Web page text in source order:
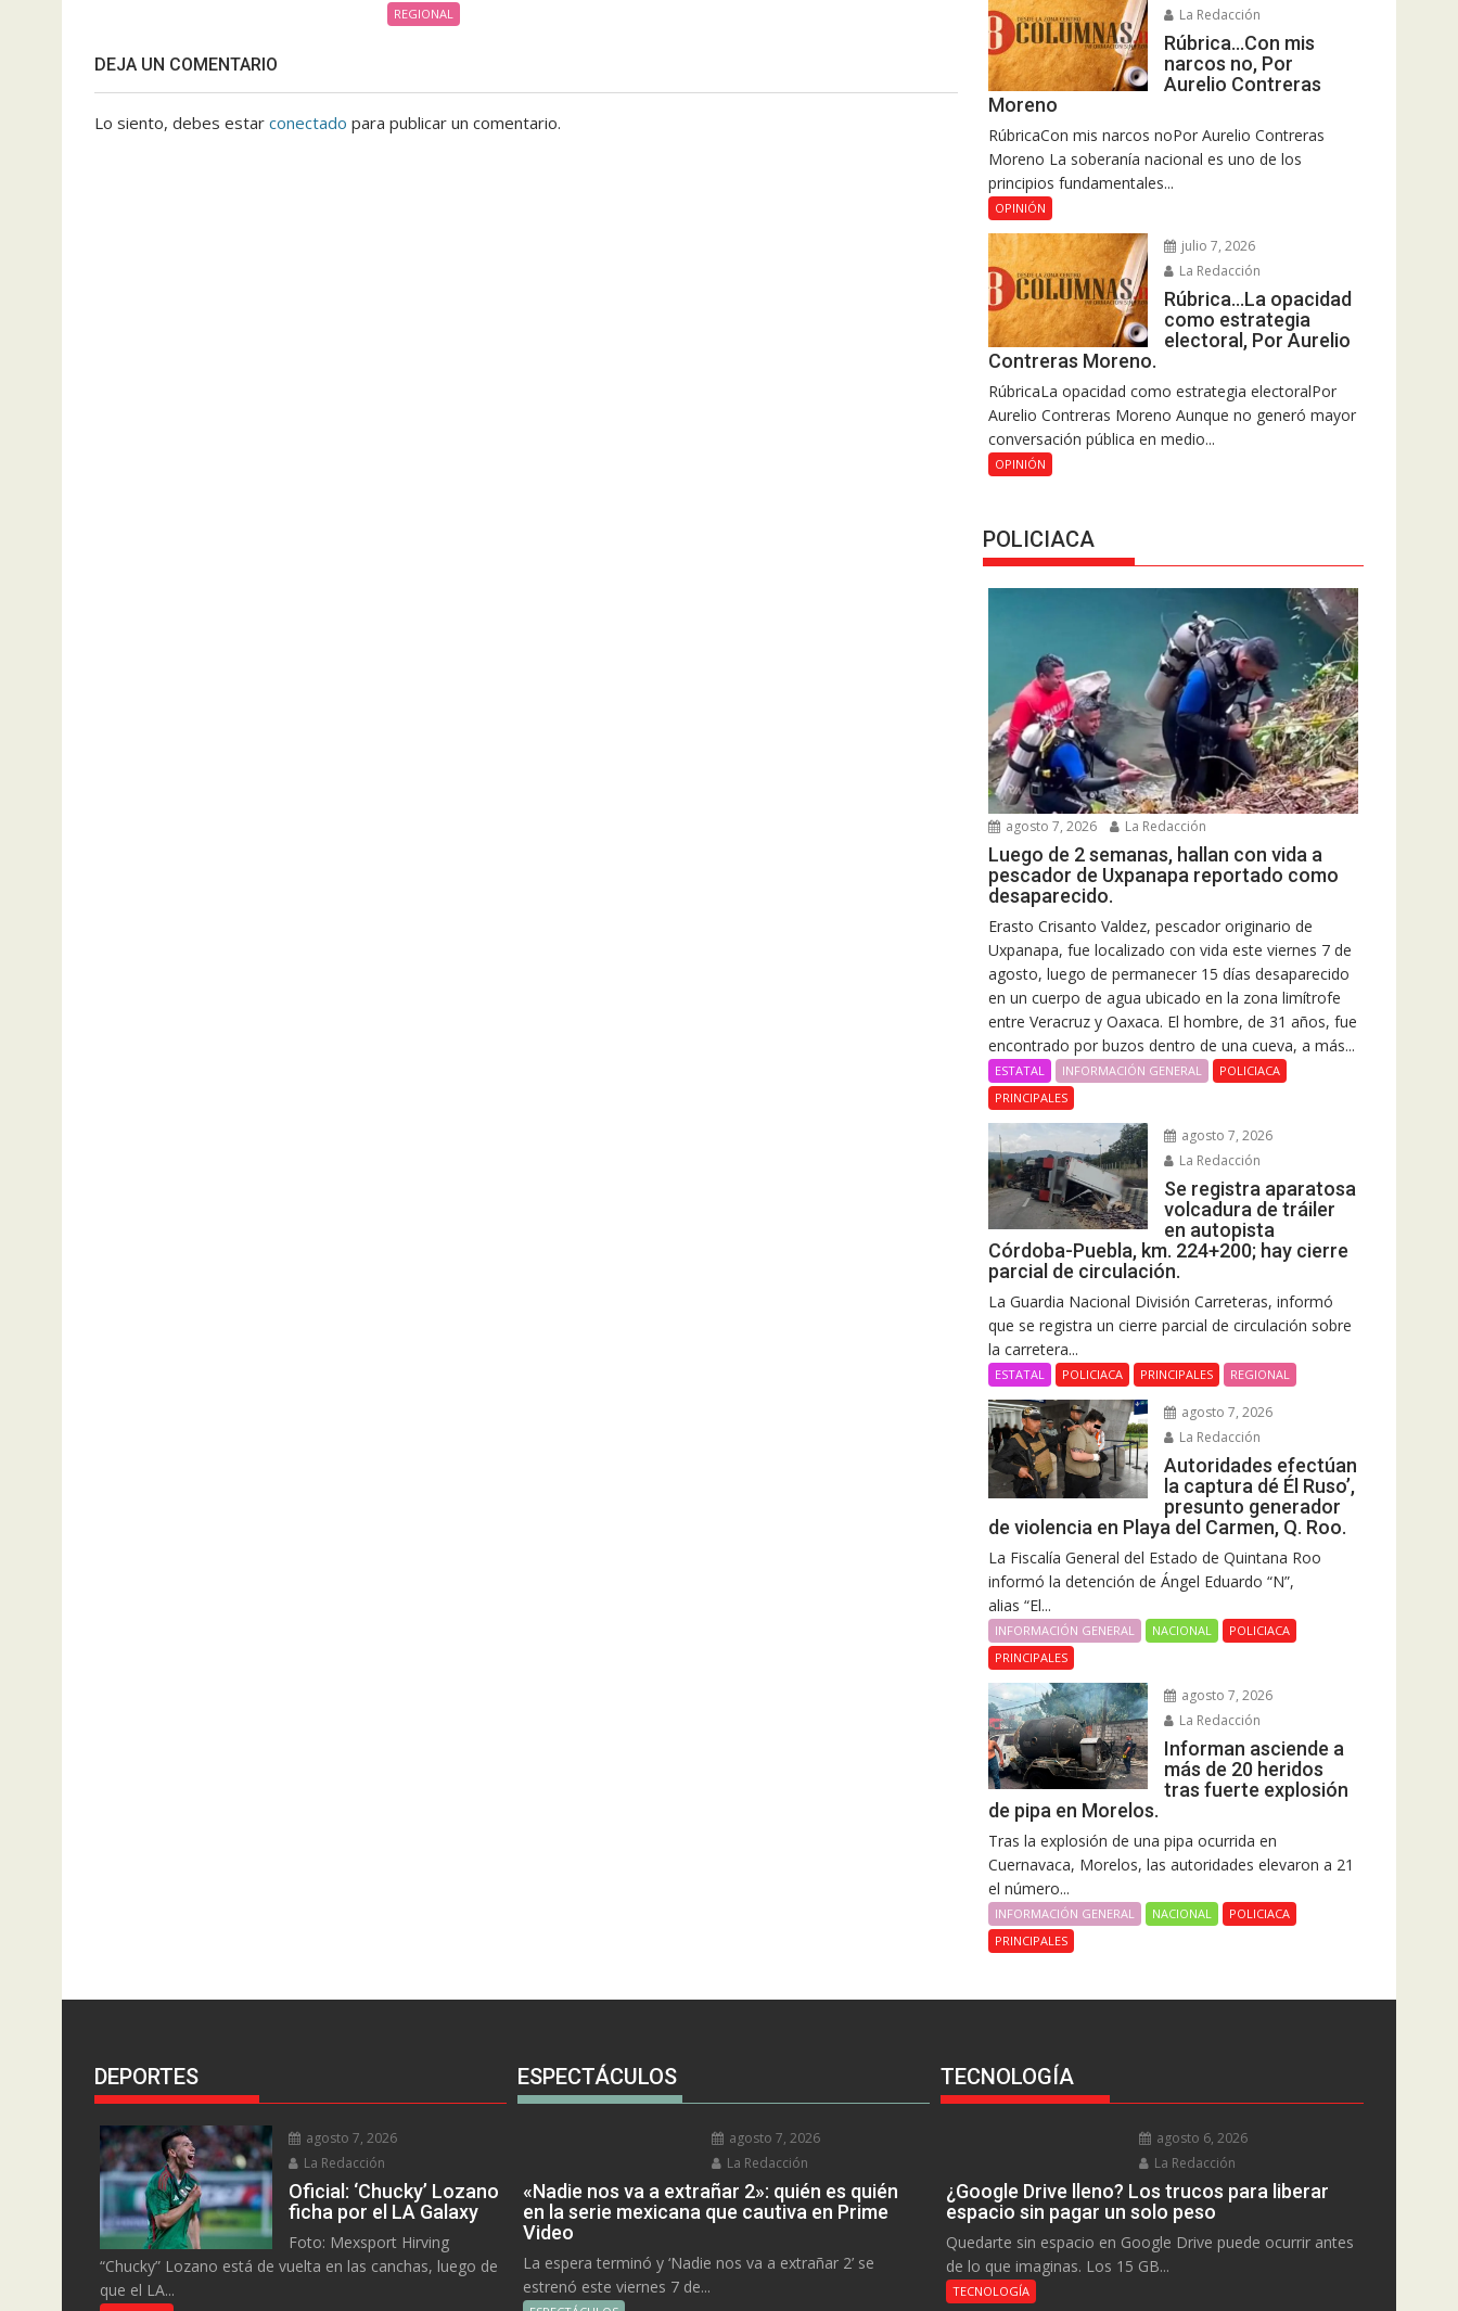
REGIONAL
DEJA UN COMENTARIO
Lo siento, debes estar conectado para publicar un comentario.
La Redacción
Rúbrica…Con mis
narcos no, Por
Aurelio Contreras
Moreno
RúbricaCon mis narcos noPor Aurelio Contreras
Moreno La soberanía nacional es uno de los
principios fundamentales...
OPINIÓN
julio 7, 2026
La Redacción
Rúbrica…La opacidad
como estrategia
electoral, Por Aurelio
Contreras Moreno.
RúbricaLa opacidad como estrategia electoralPor
Aurelio Contreras Moreno Aunque no generó mayor
conversación pública en medio...
OPINIÓN
POLICIACA
agosto 7, 2026 La Redacción
Luego de 2 semanas, hallan con vida a
pescador de Uxpanapa reportado como
desaparecido.
Erasto Crisanto Valdez, pescador originario de
Uxpanapa, fue localizado con vida este viernes 7 de
agosto, luego de permanecer 15 días desaparecido
en un cuerpo de agua ubicado en la zona limítrofe
entre Veracruz y Oaxaca. El hombre, de 31 años, fue
encontrado por buzos dentro de una cueva, a más...
ESTATAL INFORMACIÓN GENERAL
POLICIACA
PRINCIPALES
agosto 7, 2026
La Redacción
Se registra aparatosa
volcadura de tráiler
en autopista
Córdoba-Puebla, km. 224+200; hay cierre
parcial de circulación.
La Guardia Nacional División Carreteras, informó
que se registra un cierre parcial de circulación sobre
la carretera...
ESTATAL POLICIACA PRINCIPALES REGIONAL
agosto 7, 2026
La Redacción
Autoridades efectúan
la captura dé Él Ruso’,
presunto generador
de violencia en Playa del Carmen, Q. Roo.
La Fiscalía General del Estado de Quintana Roo
informó la detención de Ángel Eduardo “N”,
alias “El...
INFORMACIÓN GENERAL NACIONAL
POLICIACA
PRINCIPALES
agosto 7, 2026
La Redacción
Informan asciende a
más de 20 heridos
tras fuerte explosión
de pipa en Morelos.
Tras la explosión de una pipa ocurrida en
Cuernavaca, Morelos, las autoridades elevaron a 21
el número...
INFORMACIÓN GENERAL NACIONAL
POLICIACA
PRINCIPALES
DEPORTES
agosto 7, 2026
La Redacción
Oficial: ‘Chucky’ Lozano
ficha por el LA Galaxy
Foto: Mexsport Hirving
“Chucky” Lozano está de vuelta en las canchas, luego de
que el LA...
ESPECTÁCULOS
agosto 7, 2026
La Redacción
«Nadie nos va a extrañar 2»: quién es quién
en la serie mexicana que cautiva en Prime
Video
La espera terminó y ‘Nadie nos va a extrañar 2’ se
estrenó este viernes 7 de...
TECNOLOGÍA
agosto 6, 2026
La Redacción
¿Google Drive lleno? Los trucos para liberar
espacio sin pagar un solo peso
Quedarte sin espacio en Google Drive puede ocurrir antes
de lo que imaginas. Los 15 GB...
TECNOLOGÍA